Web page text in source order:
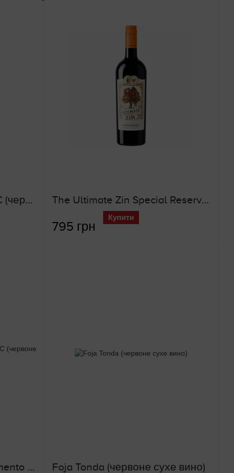
Valpolicella Classico DOC (червоне сухе вино) The Ultimate Zin Special Reserve Zinfandel (червоне напівсухе вино)
795 грн
Купити
18 Vites Barbera Appassimento DOC (червоне сухе вино) Foja Tonda (червоне сухе вино)